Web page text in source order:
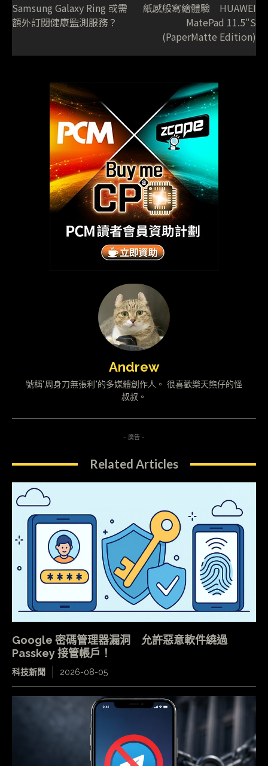
Samsung Galaxy Ring 或需
額外訂閱健康監測服務？
紙感般寫繪體驗 HUAWEI
MatePad 11.5″S
(PaperMatte Edition)
Andrew
號稱"周身刀無張利"的多媒體創作人。 很喜歡樂天熊仔的怪
叔叔。
- 廣告 -
Related Articles
Google 密碼管理器漏洞 允許惡意軟件繞過
Passkey 接管帳戶！
科技新聞 2026-08-05